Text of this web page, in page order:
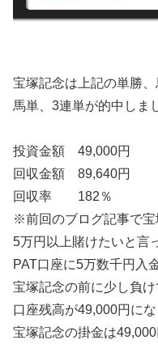
宝塚記念は上記の単勝
馬単、3連単が的中しま
投資金額 49,000円
回収金額 89,640円
回収率 182％
※前回のブログ記事で宝
5万円以上賭けたいと言
PAT口座に5万数千円入
宝塚記念の前に少し負
口座残高が49,000円に
宝塚記念の掛金は